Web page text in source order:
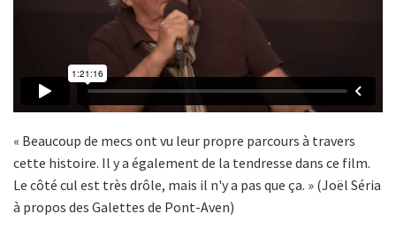
« Beaucoup de mecs ont vu leur propre parcours à travers
cette histoire. Il y a également de la tendresse dans ce film.
Le côté cul est très drôle, mais il n'y a pas que ça. » (Joël Séria
à propos des Galettes de Pont-Aven)